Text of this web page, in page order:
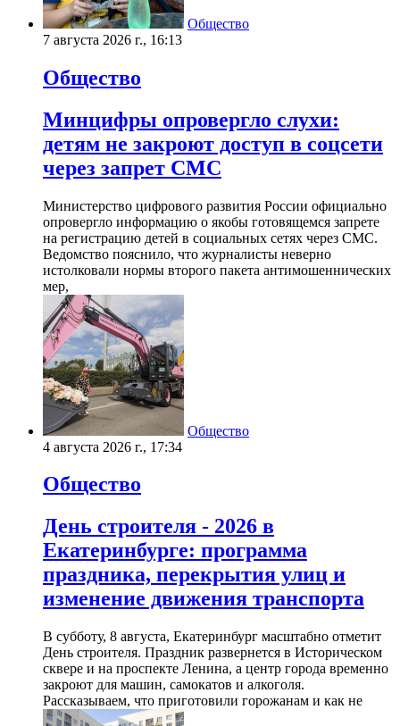
Общество
7 августа 2026 г., 16:13
Общество
Минцифры опровергло слухи:
детям не закроют доступ в соцсети
через запрет СМС
Министерство цифрового развития России официально
опровергло информацию о якобы готовящемся запрете
на регистрацию детей в социальных сетях через СМС.
Ведомство пояснило, что журналисты неверно
истолковали нормы второго пакета антимошеннических
мер,
Общество
4 августа 2026 г., 17:34
Общество
День строителя - 2026 в
Екатеринбурге: программа
праздника, перекрытия улиц и
изменение движения транспорта
В субботу, 8 августа, Екатеринбург масштабно отметит
День строителя. Праздник развернется в Историческом
сквере и на проспекте Ленина, а центр города временно
закроют для машин, самокатов и алкоголя.
Рассказываем, что приготовили горожанам и как не